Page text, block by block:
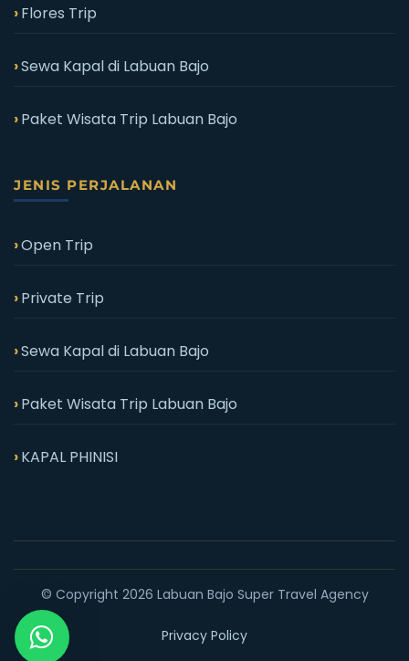
Flores Trip
Sewa Kapal di Labuan Bajo
Paket Wisata Trip Labuan Bajo
JENIS PERJALANAN
Open Trip
Private Trip
Sewa Kapal di Labuan Bajo
Paket Wisata Trip Labuan Bajo
KAPAL PHINISI
© Copyright 2026 Labuan Bajo Super Travel Agency
Privacy Policy